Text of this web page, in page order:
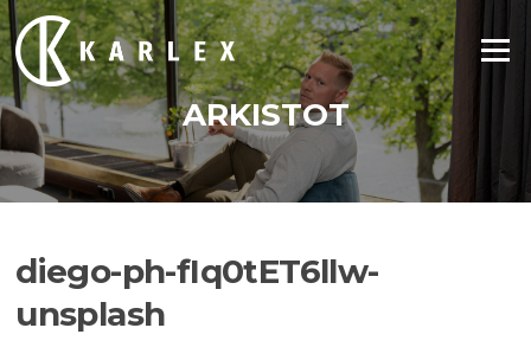
Siirry
suoraan
sisältöön
Valikko
ARKISTOT
diego-ph-fIq0tET6llw-
unsplash